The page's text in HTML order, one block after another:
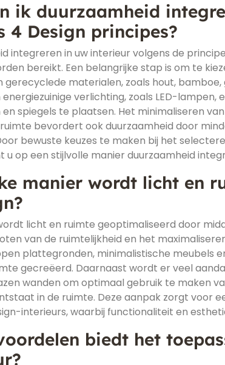
ik duurzaamheid
4 Design principes?
integreren in uw interieur volgens de
bereikt. Een belangrijke stap is om te
gerecyclede materialen, zoals hout,
verlichting, zoals LED-
spiegels te plaatsen. Het minimaliseren
bevordert ook duurzaamheid door
bewuste keuzes te maken bij het
u op een stijlvolle manier duurzaamheid
manier wordt licht en
licht en ruimte geoptimaliseerd door
van de ruimtelijkheid en het
plattegronden, minimalistische meubels
gecreëerd. Daarnaast wordt er veel
wanden om optimaal gebruik te maken
in de ruimte. Deze aanpak zorgt voor
interieurs, waarbij functionaliteit en
biedt het